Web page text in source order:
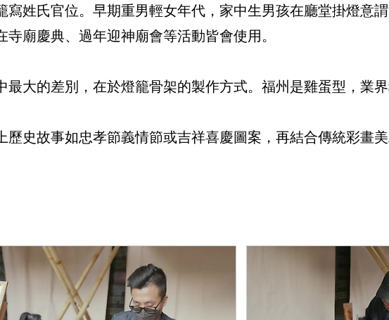
姓氏官位。早期重男輕女年代，家中生男孩在廳堂掛燈意
廟慶典、過年迎神廟會等活動皆會使用。
大的差別，在於燈籠骨架的製作方式。福州是雞蛋型，業
史故事如忠孝節義情節或吉祥喜慶圖案，再結合傳統彩畫